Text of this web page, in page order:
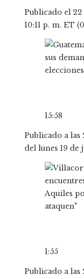
Publicado el
10:11 p. m. ET
15:58
Publicado a las
del lunes 19 de
1:55
Publicado a las